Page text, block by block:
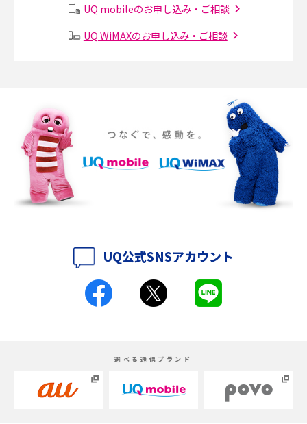
Instagram（インスタグラム）でスクショするとバレる？バレるケースや撮
iPhone 16eとiPhone SE（第3世代）の違いは？サイズやスペックを比較し
て解説
iPhone 16eとiPhone 14を徹底比較！スペック・機能の違いをわかりやすく
紹介
iPhone 16とiPhone 15の違いは？カメラ・スペック・機能を徹底比較
iPhoneの機種変更のやり方は？事前準備・手順やデータ移行方法をわかり
Androidスマホとは？特徴やメリット・デメリット、おススメ機種を紹介
UQ mobileのお申し込み・ご相談
UQ WiMAXのお申し込み・ご相談
UQ公式SNSアカウント
選べる通信ブランド